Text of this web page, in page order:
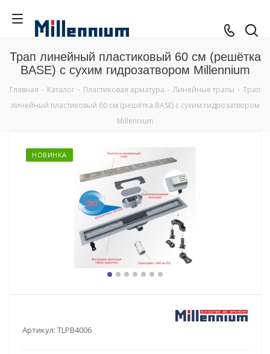
Трап линейный пластиковый 60 см (решётка
BASE) с сухим гидрозатвором Millennium
Главная - Каталог - Пластиковая арматура - Линейные трапы - Трап
линейный пластиковый 60 см (решётка BASE) с сухим гидрозатвором
Millennium
НОВИНКА
Артикул: TLPB4006